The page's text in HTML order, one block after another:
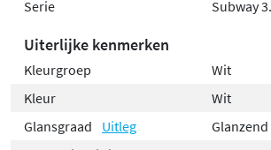
moeiteloos terug. Deze functie draagt bij
hygiënische badkamer die u met minimale
proper en fris houdt.
Kleurkeuze voor elke
Serie Subway
Uiterlijke kenmerken
Kleurgroep
Wit
Kleur
Wit
Glansgraad
Uitleg
Glanzend